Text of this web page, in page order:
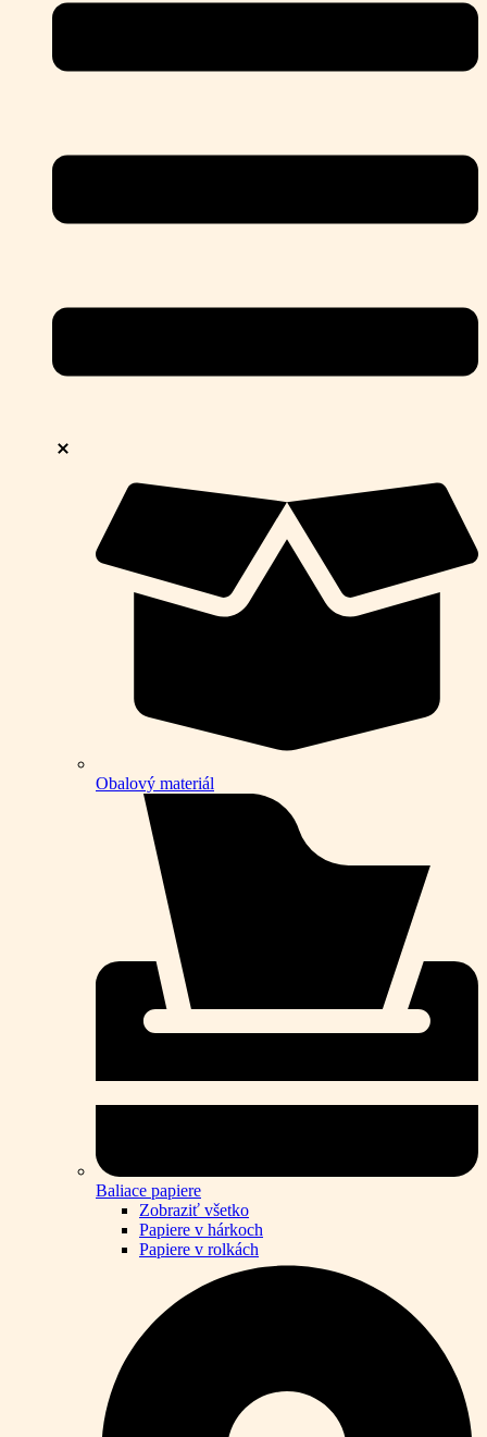
Obalový materiál
Baliace papiere
Zobraziť všetko
Papiere v hárkoch
Papiere v rolkách